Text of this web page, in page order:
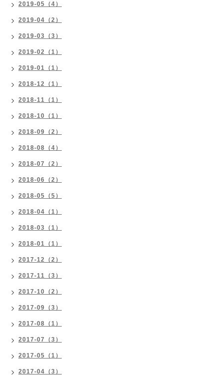
2019-05（4）
2019-04（2）
2019-03（3）
2019-02（1）
2019-01（1）
2018-12（1）
2018-11（1）
2018-10（1）
2018-09（2）
2018-08（4）
2018-07（2）
2018-06（2）
2018-05（5）
2018-04（1）
2018-03（1）
2018-01（1）
2017-12（2）
2017-11（3）
2017-10（2）
2017-09（3）
2017-08（1）
2017-07（3）
2017-05（1）
2017-04（3）